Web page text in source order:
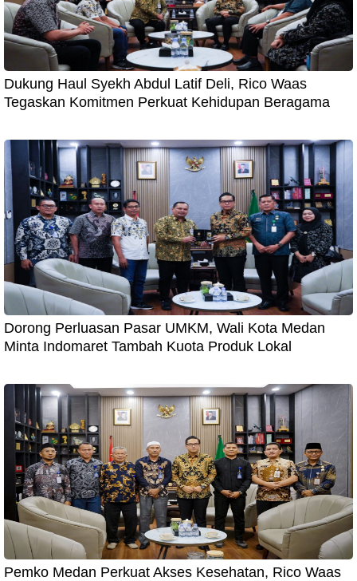
Dukung Haul Syekh Abdul Latif Deli, Rico Waas
Tegaskan Komitmen Perkuat Kehidupan Beragama
Dorong Perluasan Pasar UMKM, Wali Kota Medan
Minta Indomaret Tambah Kuota Produk Lokal
Pemko Medan Perkuat Akses Kesehatan, Rico Waas